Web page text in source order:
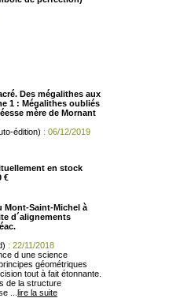
Des mégalithes aux
1 : Mégalithes oubliés
mère de Mornant
édition) : 06/12/2019
en stock
€
Mont-Saint-Michel à
d´alignements
: 22/11/2018
d une science
géométriques
tout à fait étonnante.
de la structure
... lire la suite